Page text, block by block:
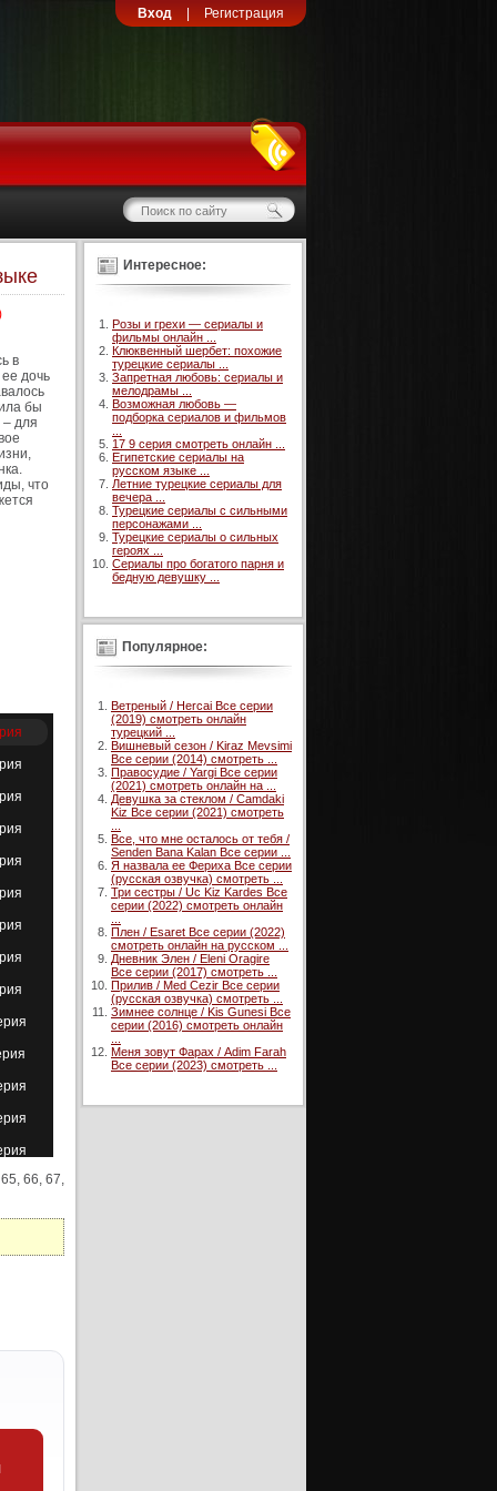
Вход Регистрация
в
дочь
бы
для
что
66, 67,
Интересное:
Розы и грехи — сериалы и
фильмы онлайн ...
Клюквенный шербет: похожие
турецкие сериалы ...
Запретная любовь: сериалы и
мелодрамы ...
Возможная любовь —
подборка сериалов и фильмов
17 9 серия смотреть онлайн ...
Египетские сериалы на
русском языке ...
Летние турецкие сериалы для
вечера ...
Турецкие сериалы с сильными
персонажами ...
Турецкие сериалы о сильных
героях ...
Сериалы про богатого парня и
бедную девушку ...
Популярное:
Ветреный / Hercai Все серии
(2019) смотреть онлайн
турецкий ...
Вишневый сезон / Kiraz Mevsimi
Все серии (2014) смотреть ...
Правосудие / Yargi Все серии
(2021) смотреть онлайн на ...
Девушка за стеклом / Camdaki
Kiz Все серии (2021) смотреть
Все, что мне осталось от тебя /
Senden Bana Kalan Все серии ...
Я назвала ее Фериха Все серии
(русская озвучка) смотреть ...
Три сестры / Uc Kiz Kardes Все
серии (2022) смотреть онлайн
Плен / Esaret Все серии (2022)
смотреть онлайн на русском ...
Дневник Элен / Eleni Oragire
Все серии (2017) смотреть ...
Прилив / Med Cezir Все серии
(русская озвучка) смотреть ...
Зимнее солнце / Kis Gunesi Все
серии (2016) смотреть онлайн
Меня зовут Фарах / Adim Farah
Все серии (2023) смотреть ...